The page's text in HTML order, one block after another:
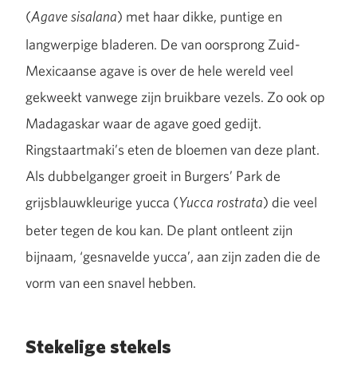
(Agave sisalana) met haar dikke, puntige en
langwerpige bladeren. De van oorsprong Zuid-
Mexicaanse agave is over de hele wereld veel
gekweekt vanwege zijn bruikbare vezels. Zo ook op
Madagaskar waar de agave goed gedijt.
Ringstaartmaki’s eten de bloemen van deze plant.
Als dubbelganger groeit in Burgers’ Park de
grijsblauwkleurige yucca (Yucca rostrata) die veel
beter tegen de kou kan. De plant ontleent zijn
bijnaam, ‘gesnavelde yucca’, aan zijn zaden die de
vorm van een snavel hebben.
Stekelige stekels